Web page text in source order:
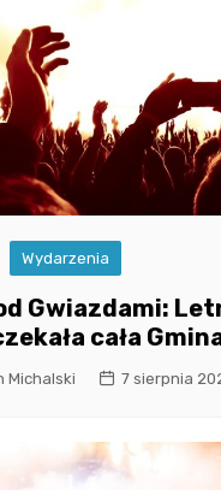
Wydarzenia
Gwiazdami:
cała
Michalski 7 sierpnia